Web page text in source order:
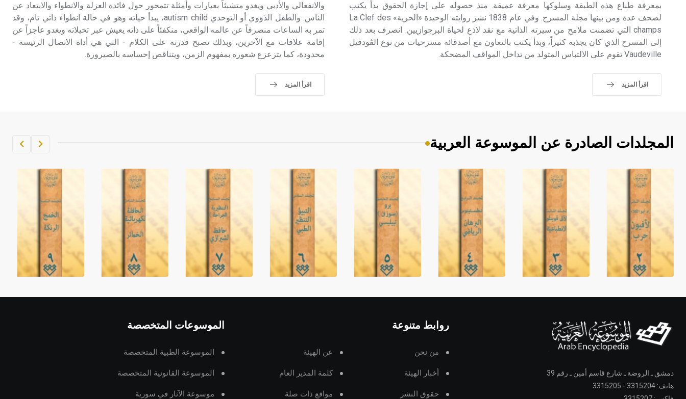
- هل تعلم أن أبجر Abgar اسم معروف
جيداً يعود إلى عدد من الملوك الذين
حكموا مدينة إديسا (الرها) من أبجر الأول
وحتى التاسع، وهم ينتسبون إلى أسرة
أوسروين
بمعرفة طباع هذه الطبقة وسلوكها معرفة عميقة. منذ حصوله على إجازة الحقوق بدأ يكتب
لصحف عدة ومن بينها مجلة المسرح. وفي عام 1838 نشر روايته الوحيدة «الحرية» La Clef des
champs التي تضمنت ملامح من سيرته الذاتية مع نقد لاذع لحياة البرجوازيين. انصرف بعد ذلك
إلى المسرح الذي كان يجذبه كثيراً، وبدأ يكتب بالتعاون مع أصدقائه مسرحيات من نوع الڤودڤيل
Vaudeville تقوم على الالتباس المتولد من تداخل المواقف المضحكة.
اقرأ المزيد
والانفعالي والأدبي ويغدو متشبثاً بعبارات وأمثلة تتمحور حول فائدة العزلة والانطواء والابتعاد عن
الناس. والطفل الذَوَوي أو التوحدي autism child، يبدأ حياته وهو في حالة انطواء ذاتي تام، وقد
تمر به الساعات منصرفاً عن عالمه الواقعي، منكفئاً على ذاته يعيش عبر تخيلاته ويغدو عاجزاً عن
إقامة علاقات مع الآخرين، وبذلك تصبح قدرته على الكلام - التي هي أداة الاتصال الرئيسة -
محدودة، كما يتزعزع شعوره بمفهوم الزمن، ويتناقص إحساسه بالصيرورة.
اقرأ المزيد
المجلدات الصادرة عن الموسوعة العربية
دمشق ـ الروضة ـ شارع قاسم أمين ـ رقم 39
هاتف: 3315204 - 3315205
روابط متنوعة
من نحن عن الهيئة
أخبار الهيئة كلمة المدير العام
حقوق النشر مواقع ذات صلة
الموسوعات المتخصصة
الموسوعة الطبية المتخصصة
الموسوعة القانونية المتخصصة
موسوعة الآثار في سورية